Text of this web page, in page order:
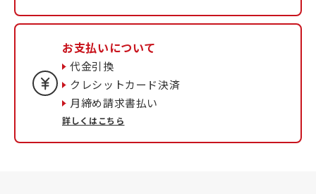
お支払いについて
代金引換
クレシットカード決済
月締め請求書払い
詳しくはこちら